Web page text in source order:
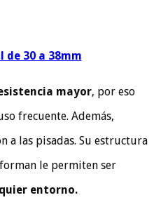
30 a 38mm
mayor, por eso
frecuente. Además,
a las pisadas. Su estructura
le permiten ser
entorno.